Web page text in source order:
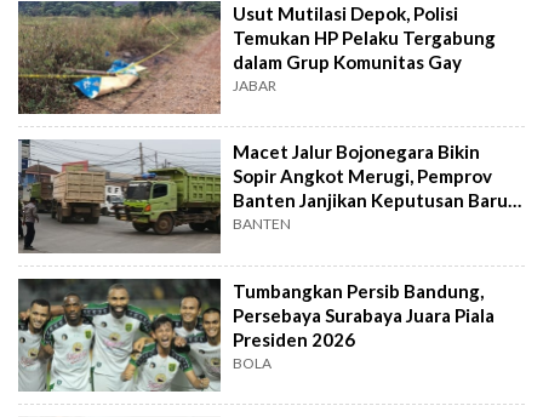
Usut Mutilasi Depok, Polisi
Temukan HP Pelaku Tergabung
dalam Grup Komunitas Gay
JABAR
Macet Jalur Bojonegara Bikin
Sopir Angkot Merugi, Pemprov
Banten Janjikan Keputusan Baru 4
Hari Lagi
BANTEN
Tumbangkan Persib Bandung,
Persebaya Surabaya Juara Piala
Presiden 2026
BOLA